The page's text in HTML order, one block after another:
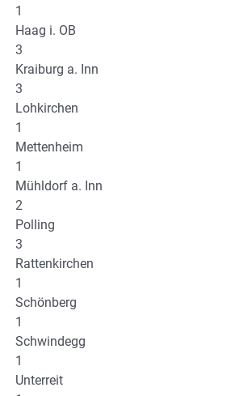
1
Haag i. OB
3
Kraiburg a. Inn
3
Lohkirchen
1
Mettenheim
1
Mühldorf a. Inn
2
Polling
3
Rattenkirchen
1
Schönberg
1
Schwindegg
1
Unterreit